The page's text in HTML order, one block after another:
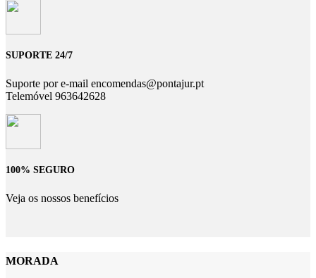
SUPORTE 24/7
Suporte por e-mail encomendas@pontajur.pt
Telemóvel 963642628
100% SEGURO
Veja os nossos benefícios
MORADA